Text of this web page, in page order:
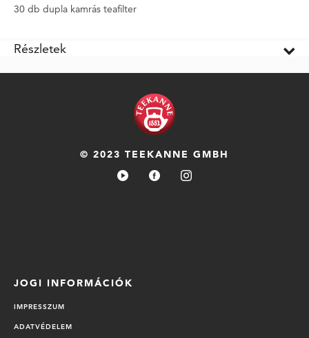
30 db dupla kamrás teafilter
Részletek
© 2023 TEEKANNE GMBH
JOGI INFORMÁCIÓK
IMPRESSZUM
ADATVÉDELEM